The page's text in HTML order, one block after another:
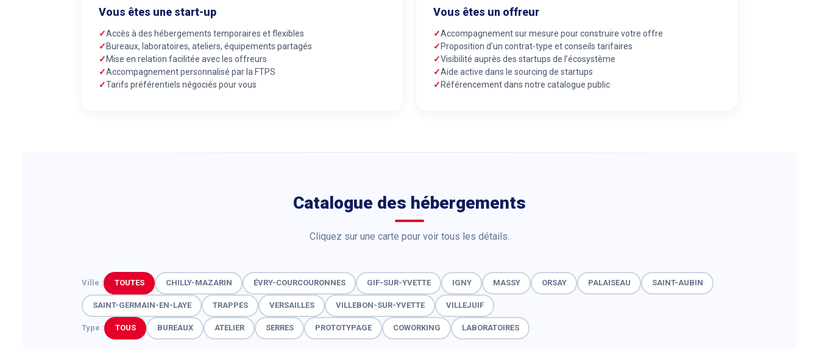
Vous êtes une start-up
Accès à des hébergements temporaires et flexibles
Bureaux, laboratoires, ateliers, équipements partagés
Mise en relation facilitée avec les offreurs
Accompagnement personnalisé par la FTPS
Tarifs préférentiels négociés pour vous
Vous êtes un offreur
Accompagnement sur mesure pour construire votre offre
Proposition d’un contrat-type et conseils tarifaires
Visibilité auprès des startups de l’écosystème
Aide active dans le sourcing de startups
Référencement dans notre catalogue public
Catalogue des hébergements
Cliquez sur une carte pour voir tous les détails.
Ville : TOUTES CHILLY-MAZARIN ÉVRY-COURCOURONNES GIF-SUR-YVETTE IGNY MASSY ORSAY PALAISEAU SAINT-AUBIN
SAINT-GERMAIN-EN-LAYE TRAPPES VERSAILLES VILLEBON-SUR-YVETTE VILLEJUIF
Type : TOUS BUREAUX ATELIER SERRES PROTOTYPAGE COWORKING LABORATOIRES